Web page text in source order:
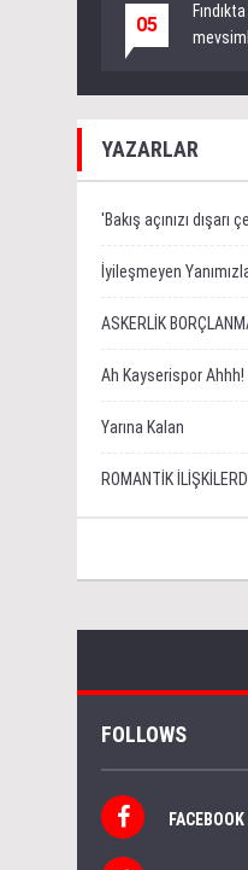
05
YAZARLAR
'Bakış açınızı
İyileşmeyen
ASKERLİK
Ah Kayserispor
Yarına Kalan
ROMANTİK
FOLLOWS
FACEBOOK